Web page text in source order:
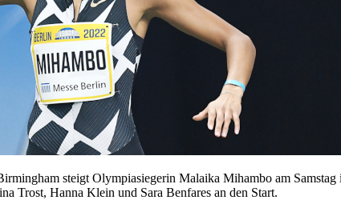
steigt Olympiasiegerin Malaika Mihambo am
Trost, Hanna Klein und Sara Benfares an den Start.